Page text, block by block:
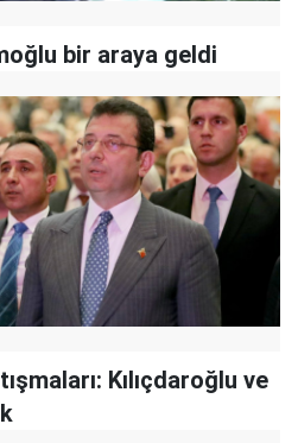
bir araya geldi
Kılıçdaroğlu ve